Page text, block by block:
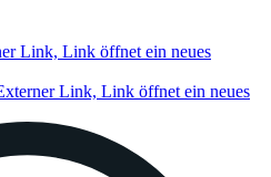
Link, Link öffnet ein neues
Link, Link öffnet ein neues